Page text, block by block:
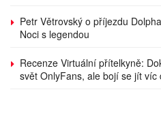
Petr Větrovský o příjezdu
Noci s legendou
Recenze Virtuální přítelkyně:
svět OnlyFans, ale bojí se jít víc